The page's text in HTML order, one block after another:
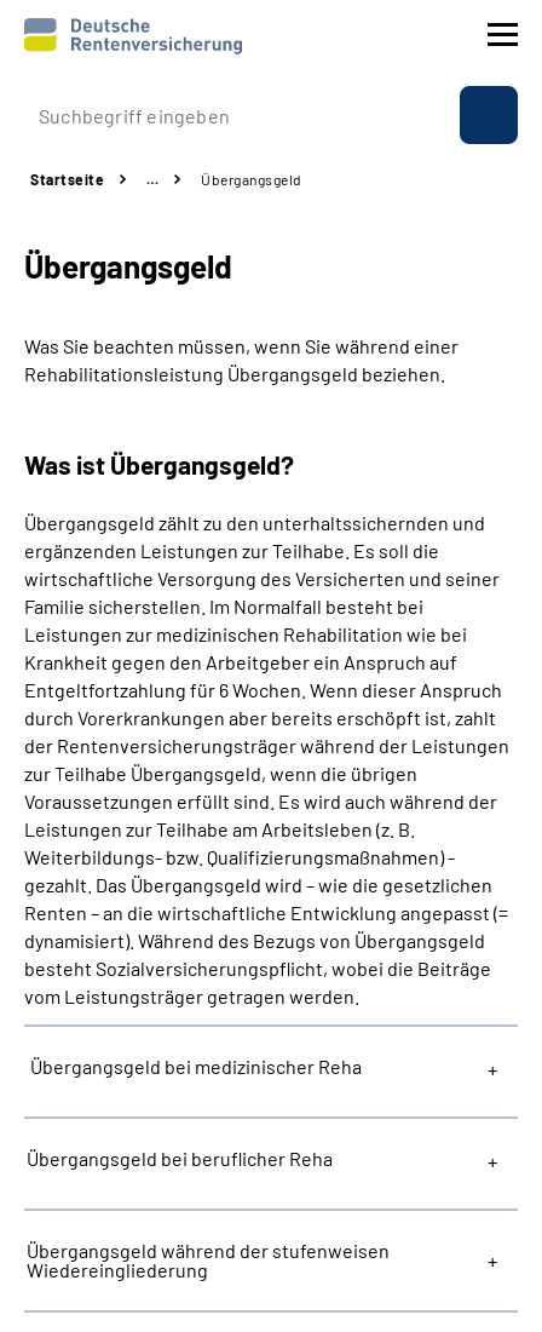
Prävention
Rente
Beratung & Kontakt
Über uns & Presse
Online-Services
Suche
Language
Inhalte in Gebärdensprache (DGS)
Leichte Sprache
Mein Kundenportal
Startseite … Übergangsgeld
Übergangsgeld
Was Sie beachten müssen, wenn Sie während einer
Rehabilitationsleistung Übergangsgeld beziehen.
Was ist Übergangsgeld?
Übergangsgeld zählt zu den unterhaltssichernden und
ergänzenden Leistungen zur Teilhabe. Es soll die
wirtschaftliche Versorgung des Versicherten und seiner
Familie sicherstellen. Im Normalfall besteht bei
Leistungen zur medizinischen Rehabilitation wie bei
Krankheit gegen den Arbeitgeber ein Anspruch auf
Entgeltfortzahlung für 6 Wochen. Wenn dieser Anspruch
durch Vorerkrankungen aber bereits erschöpft ist, zahlt
der Rentenversicherungsträger während der Leistungen
zur Teilhabe Übergangsgeld, wenn die übrigen
Voraussetzungen erfüllt sind. Es wird auch während der
Leistungen zur Teilhabe am Arbeitsleben (z. B.
Weiterbildungs- bzw. Qualifizierungsmaßnahmen) -
gezahlt. Das Übergangsgeld wird – wie die gesetzlichen
Renten – an die wirtschaftliche Entwicklung angepasst (=
dynamisiert). Während des Bezugs von Übergangsgeld
besteht Sozialversicherungspflicht, wobei die Beiträge
vom Leistungsträger getragen werden.
Übergangsgeld bei medizinischer Reha
Übergangsgeld bei beruflicher Reha
Übergangsgeld während der stufenweisen
Wiedereingliederung